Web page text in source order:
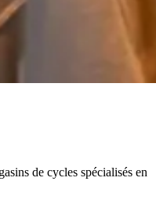
de cycles spécialisés en